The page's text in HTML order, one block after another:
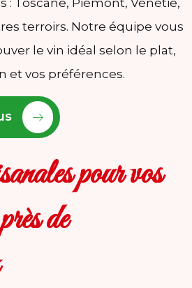
: Toscane, Piémont, Vénétie,
terroirs. Notre équipe vous
le vin idéal selon le plat,
et vos préférences.
pour vos
de